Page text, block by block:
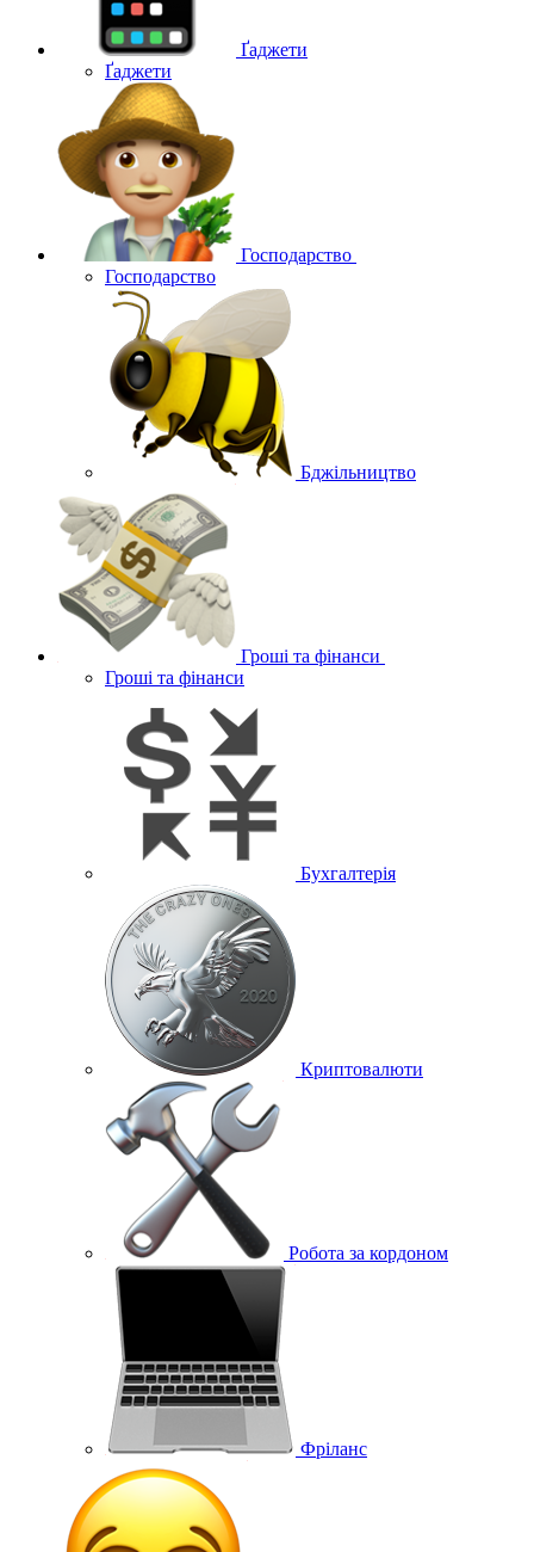
Ґаджети
Ґаджети
Господарство
Господарство
Бджільництво
Гроші та фінанси
Гроші та фінанси
Бухгалтерія
Криптовалюти
Робота за кордоном
Фріланс